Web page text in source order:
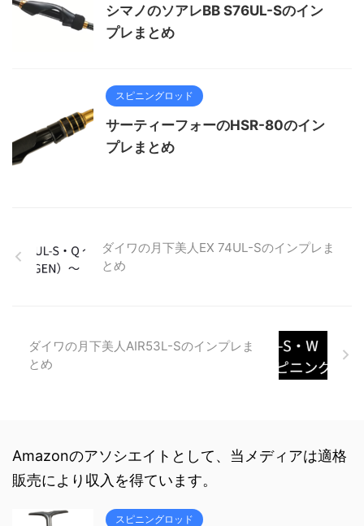
シマノのソアレBB S76UL-Sのイン
プレまとめ
スピニングロッド
サーティーフォーのHSR-80のイン
プレまとめ
ダイワの月下美人EX 74UL-Sのインプレま
とめ
ダイワの月下美人AIR53L-Sのインプレま
とめ
Amazonのアソシエイトとして、当メディアは適格
販売により収入を得ています。
スピニングロッド